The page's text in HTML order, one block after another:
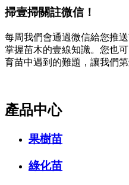
掃壹掃關註微信！
每周我們會通過微信給您推
掌握苗木的壹線知識。您也
育苗中遇到的難題，讓我們
產品中心
果樹苗
綠化苗